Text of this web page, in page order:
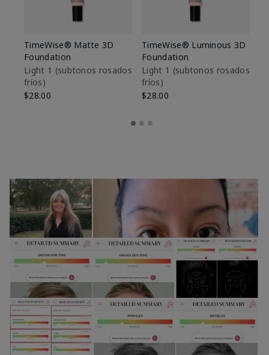
TimeWise® Matte 3D
Foundation
Light 1​ (subtonos rosados
fríos)
$28.00
TimeWise® Luminous 3D
Foundation
Light 1​ (subtonos rosados
fríos)
$28.00